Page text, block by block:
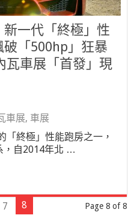
一代「終極」性
破「500hp」狂暴
瓦車展「首發」現
車展, 車展
「終極」性能跑房之一，
，自2014年北 …
Page 8 of 8
7 8